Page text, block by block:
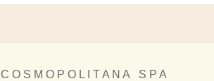
C O S M O P O L I T A N A S P A